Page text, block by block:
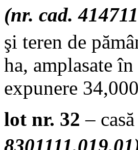
(nr. cad.
şi teren de
ha, amplasate
expunere
lot nr. 32 –